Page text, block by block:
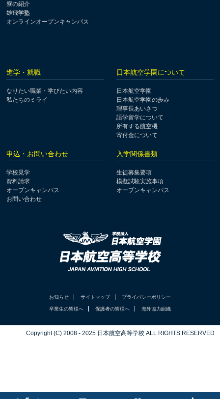
寮の紹介
雄飛学塾
オンラインオープンキャンパス
進学・就職
なりたい職業・学びたい内容
私たちのミライ
日本航空学園について
日本航空学園
日本航空学園の歩み
理事長あいさつ
語学留学について
所有する航空機
寄付金について
申込・お問い合わせ
学校見学
資料請求
オープンキャンパス
お問い合わせ
入学関係書類
生徒募集要項
模擬試験実施事項
オープンキャンパス
お知らせ サイトマップ プライバシーポリシー
卒業生の皆様へ 保護者の皆様へ 海外協力組織
Copyright (C) 2008 - 2025 日本航空高等学校 ALL RIGHTS RESERVED